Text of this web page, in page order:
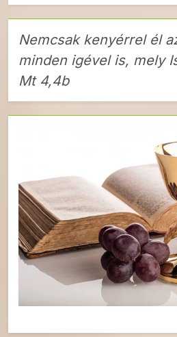
Nemcsak kenyérrel él
minden igével is, mely
Mt 4,4b